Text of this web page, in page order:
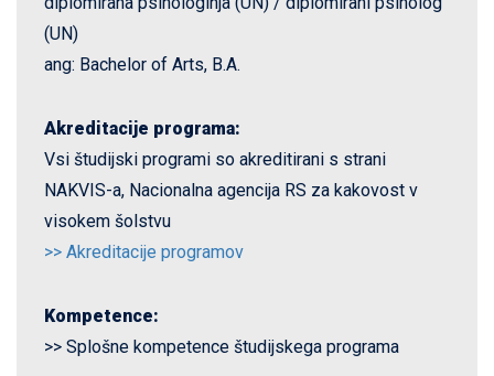
(UN)
ang: Bachelor of Arts, B.A.
Akreditacije programa:
Vsi študijski programi so akreditirani s strani
NAKVIS-a, Nacionalna agencija RS za kakovost v
visokem šolstvu
>> Akreditacije programov
Kompetence:
>> Splošne kompetence študijskega programa